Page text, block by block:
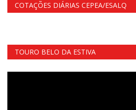
COTAÇÕES DIÁRIAS CEPEA/ESALQ
TOURO BELO DA ESTIVA